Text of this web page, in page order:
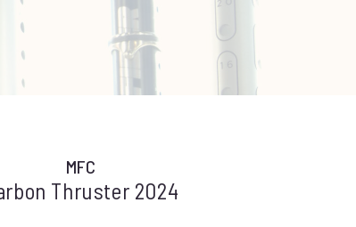
MFC
Thruster 2024